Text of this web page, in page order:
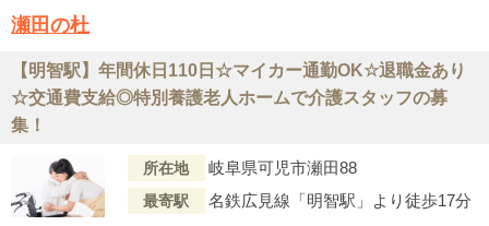
瀬田の杜
【明智駅】年間休日110日☆マイカー通勤OK☆退職金あり
☆交通費支給◎特別養護老人ホームで介護スタッフの募
集！
所在地 岐阜県可児市瀬田88
最寄駅 名鉄広見線「明智駅」より徒歩17分